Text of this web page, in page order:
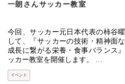
一朗さんサッカー教室
今回、サッカー元日本代表の柿谷
して、『サッカーの技術・精神面
成長に繋がる栄養・食事バランス
ッカー教室を開催します。 …
イベント